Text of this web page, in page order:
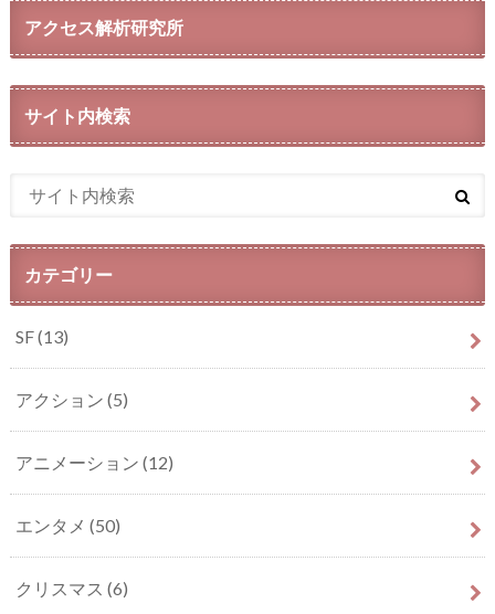
アクセス解析研究所
サイト内検索
カテゴリー
SF(13)
アクション (5)
アニメーション (12)
エンタメ (50)
クリスマス (6)